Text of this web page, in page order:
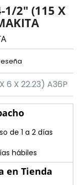
1/2" (115 X
6 X 22.23) A36P
de 1 a 2 días
hábiles
en Tienda